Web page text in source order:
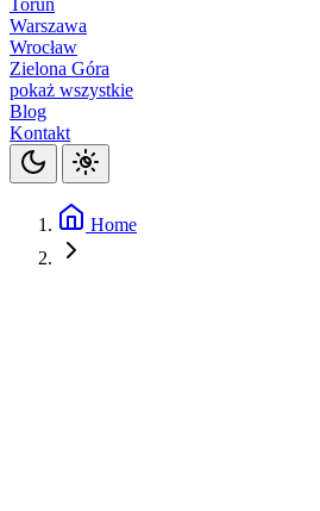
Warszawa
Wrocław
Zielona Góra
pokaż wszystkie
Blog
Kontakt
Home